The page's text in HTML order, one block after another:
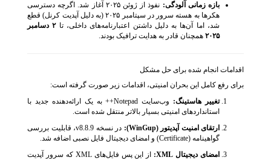
بازه زمانی آلودگی:
نفوذ از ژوئن ۲۰۲۵ آغاز شد. اگرچه دسترسی
هکرها به هسته سرور در سپتامبر ۲۰۲۵ (به دلیل آپدیت کرنل) قطع
شد، اما آن‌ها به دلیل داشتن اعتبارنامه‌های داخلی، تا ۲ دسامبر
۲۰۲۵ همچنان قادر به هدایت ترافیک بودند.
اقدامات انجام شده برای حل مشکل
برای رفع کامل این بحران امنیتی، اقدامات زیر صورت گرفته است:
تغییر هاستینگ:
وب‌سایت Notepad++ به یک ارائه‌دهنده جدید با
استانداردهای امنیتی بسیار بالاتر منتقل شده است.
ارتقای امنیت آپدیتور (WinGup):
در نسخه v8.8.9، قابلیت بررسی
گواهینامه (Certificate) و امضای دیجیتال فایل نصبی اضافه شد.
امضای دیجیتال XML:
از این پس فایل‌های XML که سرور آپدیت